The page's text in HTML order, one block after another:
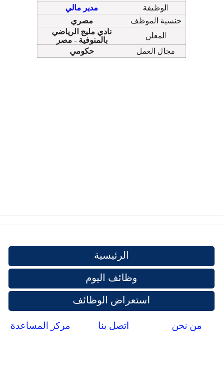
مدير مالي
الوظيفة
مصري
جنسية الموظف
نادي مليج الرياضي
بالمنوفية - مصر
المعلن
حكومي
مجال العمل
الرئيسية
وظائف اليوم
استعراض الوظائف
من نحن اتصل بنا مركز المساعدة